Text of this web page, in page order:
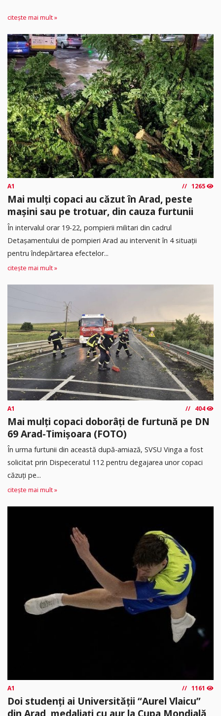
citește mai mult »
A1 1265
Mai mulți copaci au căzut în Arad, peste
mașini sau pe trotuar, din cauza furtunii
În intervalul orar 19-22, pompierii militari din cadrul
Detașamentului de pompieri Arad au intervenit în 4 situații
pentru îndepărtarea efectelor...
citește mai mult »
A1 404
Mai mulți copaci doborâți de furtună pe DN
69 Arad-Timișoara (FOTO)
În urma furtunii din această după-amiază, SVSU Vinga a fost
solicitat prin Dispeceratul 112 pentru degajarea unor copaci
căzuți pe...
citește mai mult »
A1 1161
Doi studenți ai Universității “Aurel Vlaicu”
din Arad, medaliați cu aur la Cupa Mondială